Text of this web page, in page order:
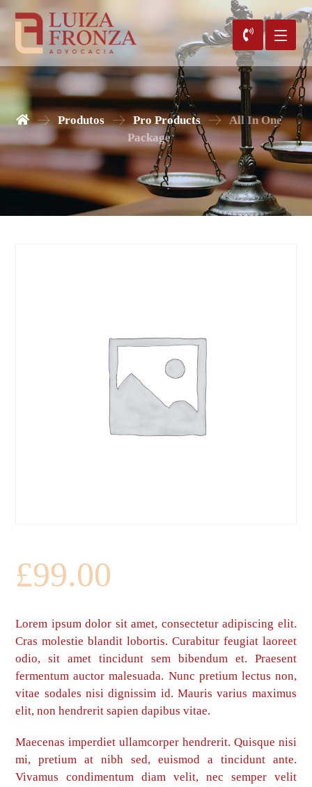
Produtos Pro Products
All In One
Package
£99.00
Lorem ipsum dolor sit amet, consectetur adipiscing elit.
Cras molestie blandit lobortis. Curabitur feugiat laoreet
odio, sit amet tincidunt sem bibendum et. Praesent
fermentum auctor malesuada. Nunc pretium lectus non,
vitae sodales nisi dignissim id. Mauris varius maximus
elit, non hendrerit sapien dapibus vitae.
Maecenas imperdiet ullamcorper hendrerit. Quisque nisi
mi, pretium at nibh sed, euismod a tincidunt ante.
Vivamus condimentum diam velit, nec semper velit